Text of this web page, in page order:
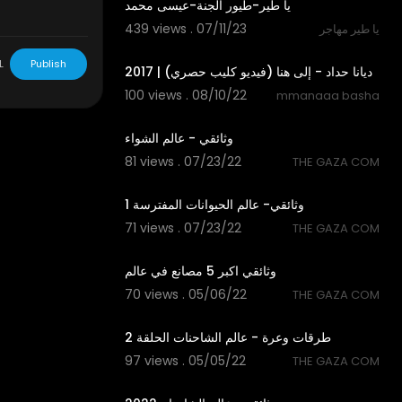
يا طير-طيور الجنة-عيسى محمد
439 views . 07/11/23
يا طير مهاجر
ديانا حداد - إلى هنا (فيديو كليب حصري) | 2017
100 views . 08/10/22
mmanaaa basha
وثائقي - عالم الشواء
81 views . 07/23/22
THE GAZA COM
وثائقي- عالم الحيوانات المفترسة 1
71 views . 07/23/22
THE GAZA COM
وثائقي اكبر 5 مصانع في عالم
70 views . 05/06/22
THE GAZA COM
طرقات وعرة - عالم الشاحنات الحلقة 2
97 views . 05/05/22
THE GAZA COM
Publish